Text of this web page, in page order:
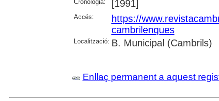
Cronologia: [1991]
Accés:
https://
cambrilenques
Localització: B. Municipal (Cambrils)
Enllaç permanent a aquest